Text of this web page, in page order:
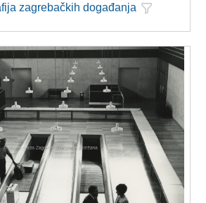
zagrebačkih događanja